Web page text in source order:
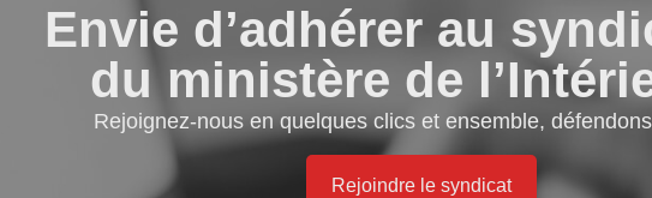
Envie d’adhérer au
du ministère de
Rejoignez-nous en quelques clics et ensemble,
Rejoindre le syndicat